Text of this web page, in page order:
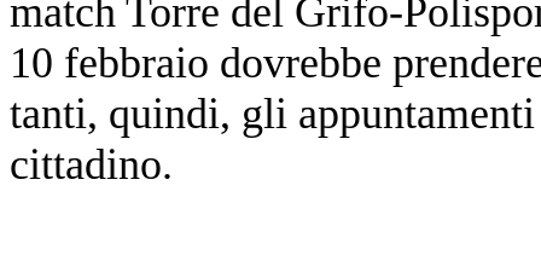
match Torre del Grifo-
10 febbraio dovrebbe
tanti, quindi, gli
cittadino.